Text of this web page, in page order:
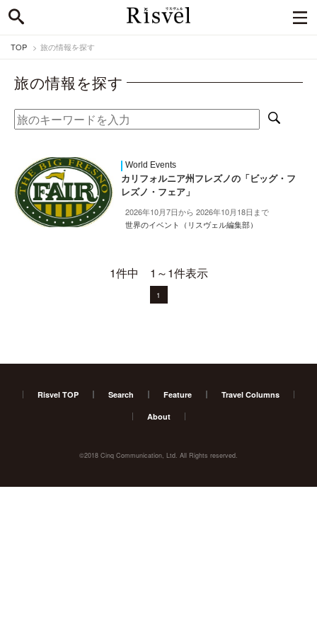
TOP 旅の情報を探す
旅の情報を探す
World Events
カリフォルニア州フレズノの「ビッグ・フ
レズノ・フェア」
2026年10月7日から 2026年10月18日まで
世界のイベント（リスヴェル編集部）
1件中 1～1件表示
1
Risvel TOP Search Feature Travel Columns
About
©2018 Cinq Communication, Ltd. All Rights reserved.